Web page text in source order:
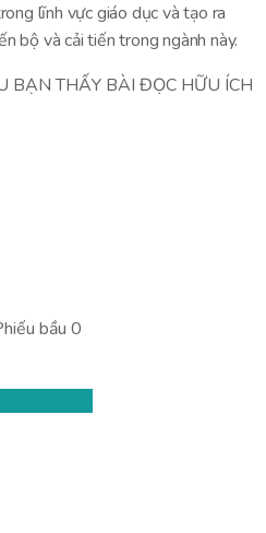
lĩnh vực giáo dục và tạo ra
bộ và cải tiến trong ngành này.
BẠN THẤY BÀI ĐỌC HỮU ÍCH
bầu 0